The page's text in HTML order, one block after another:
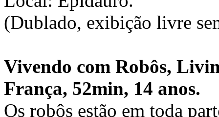
(Dublado, exibição livre
Vivendo com Robôs,
França, 52min, 14 anos.
Os robôs estão em toda